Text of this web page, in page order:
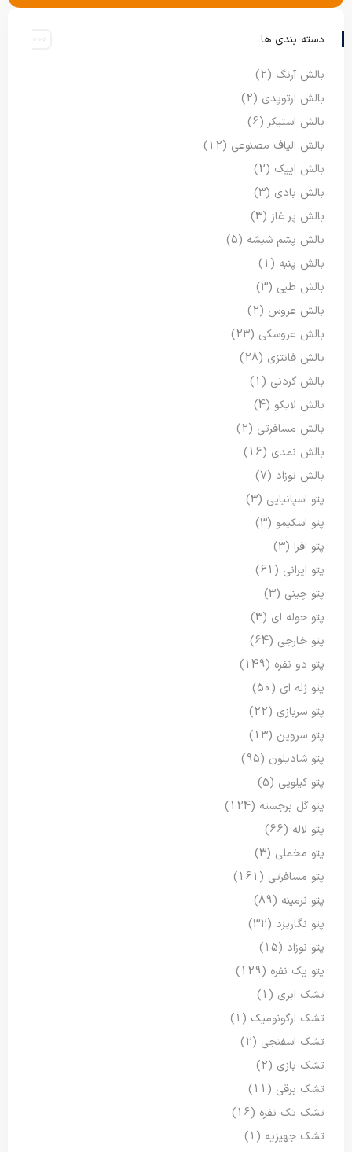
دسته بندی ها
بالش آرنگ (2)
بالش ارتوپدی (2)
بالش استیکر (6)
بالش الیاف مصنوعی (12)
بالش ایپک (2)
بالش بادی (3)
بالش پر غاز (3)
بالش پشم شیشه (5)
بالش پنبه (1)
بالش طبی (3)
بالش عروس (2)
بالش عروسکی (23)
بالش فانتزی (28)
بالش گردنی (1)
بالش لایکو (4)
بالش مسافرتی (2)
بالش نمدی (16)
بالش نوزاد (7)
پتو اسپانیایی (3)
پتو اسکیمو (3)
پتو افرا (3)
پتو ایرانی (61)
پتو چینی (3)
پتو حوله ای (3)
پتو خارجی (64)
پتو دو نفره (149)
پتو ژله ای (50)
پتو سربازی (22)
پتو سروین (13)
پتو شادیلون (95)
پتو کیلویی (5)
پتو گل برجسته (124)
پتو لاله (66)
پتو مخملی (3)
پتو مسافرتی (161)
پتو نرمینه (89)
پتو نگاریزد (32)
پتو نوزاد (15)
پتو یک نفره (129)
تشک ابری (1)
تشک ارگونومیک (1)
تشک اسفنجی (2)
تشک بازی (2)
تشک برقی (11)
تشک تک نفره (16)
تشک جهیزیه (1)